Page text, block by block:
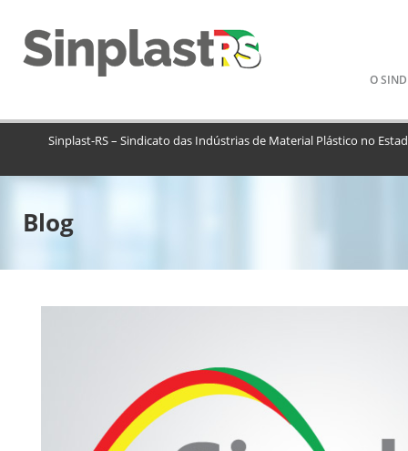
Pular
o
O
Sinplast-RS – Sindicato das Indústrias de Material Plástico no
Blog